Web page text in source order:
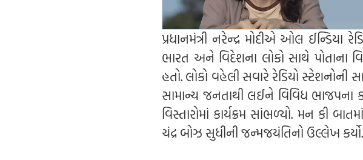
પ્રધાનમંત્રી નરેન્દ્ર મોદીએ ઓલ ઈન્ડિયા
ભારત અને વિદેશના લોકો સાથે પોતાના
હતો. લોકો વહેલી સવારે રેડિયો
સામાન્ય જનતાથી લઈને વિવિધ ભાજપના
વિસ્તારોમાં કાર્યક્રમ સાંભળ્યો. મન કી
ચંદ્ર બોઝ સુધીની જન્મજયંતિનો ઉલ્લેખ કર્યો.